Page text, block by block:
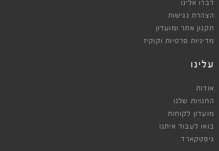
דברו אלינו
הצהרת נגישות
תקנון אתר ומועדון
מדיניות פרטיות וקוקיז
עלינו
אודות
החנויות שלנו
מועדון לקוחות
בואו לעבוד איתנו
גיפטקארד